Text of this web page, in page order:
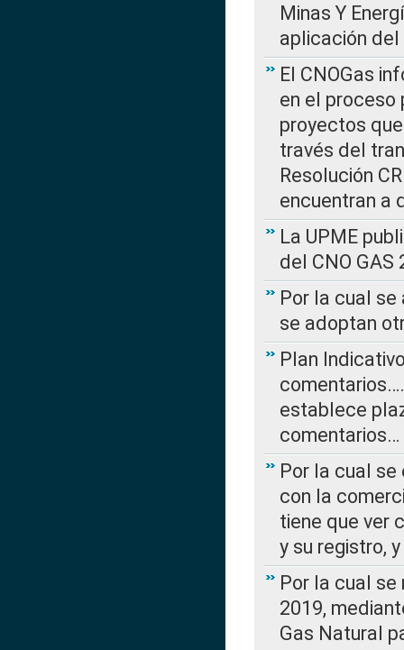
Minas Y
aplicación
El CNOGas
en el proceso
proyectos
través del
Resolución
encuentran a
La UPME
del CNO
Por la cual
se adoptan
Plan
establece
comentarios…
Por la cual
con la
tiene que ver
y su registro,
Por la cual
2019,
Gas Natural